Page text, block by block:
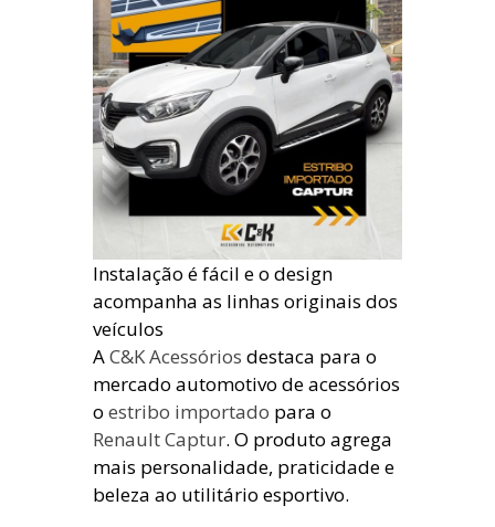
Instalação é fácil e o design
acompanha as linhas originais dos
veículos
AC&K Acessórios destaca para o
mercado automotivo de acessórios
o estribo importado para o
Renault Captur. O produto agrega
mais personalidade, praticidade e
beleza ao utilitário esportivo.